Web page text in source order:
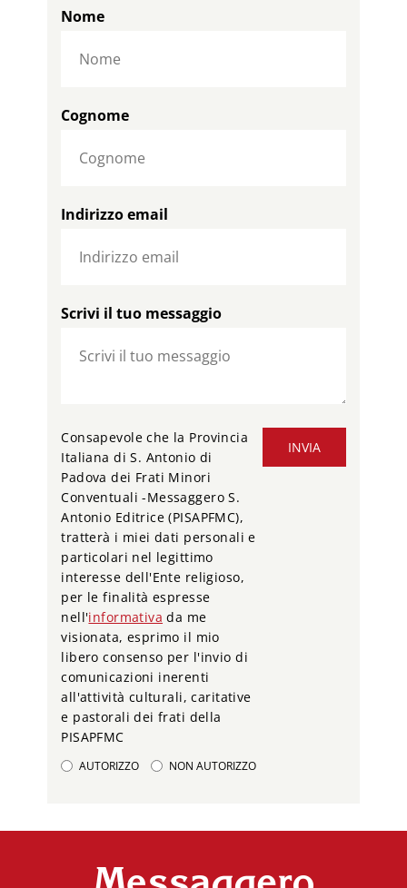
Nome
Cognome
Indirizzo email
Scrivi il tuo messaggio
INVIA
Consapevole che la Provincia
Italiana di S. Antonio di
Padova dei Frati Minori
Conventuali -Messaggero S.
Antonio Editrice (PISAPFMC),
tratterà i miei dati personali e
particolari nel legittimo
interesse dell'Ente religioso,
per le finalità espresse
nell'informativa da me
visionata, esprimo il mio
libero consenso per l'invio di
comunicazioni inerenti
all'attività culturali, caritative
e pastorali dei frati della
PISAPFMC
AUTORIZZO NON AUTORIZZO